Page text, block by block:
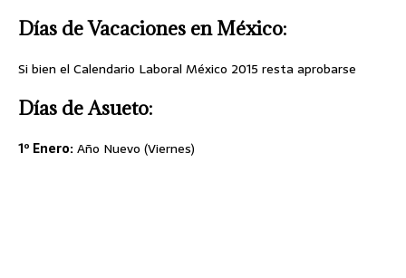
Días de Vacaciones en México:
Si bien el Calendario Laboral México 2015 resta aprobarse
Días de Asueto:
1º Enero:Año Nuevo (Viernes)